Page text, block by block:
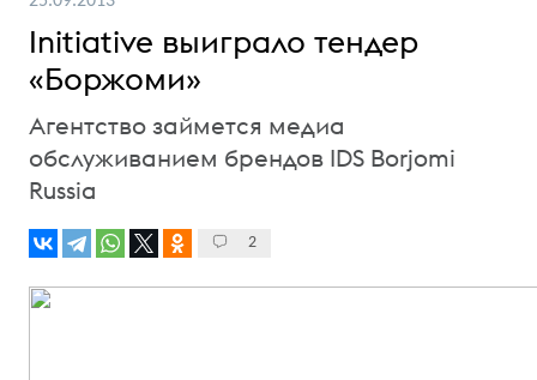
Initiative выиграло тендер
«Боржоми»
Агентство займется медиа
обслуживанием брендов IDS Borjomi
Russia
2